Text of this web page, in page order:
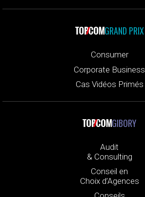
GRAND PRIX
Consumer
Corporate Business
Cas Vidéos Primés
GIBORY
Audit
& Consulting
Conseil en
Choix d’Agences